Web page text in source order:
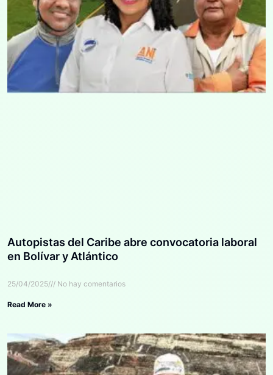
Autopistas del Caribe abre convocatoria laboral
en Bolívar y Atlántico
25/04/2025 No hay comentarios
Read More »